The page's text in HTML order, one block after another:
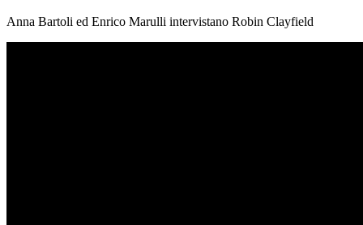
Anna Bartoli ed Enrico Marulli intervistano Robin Clayfield